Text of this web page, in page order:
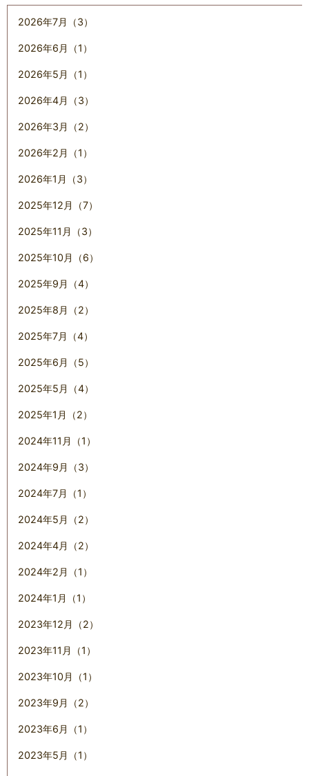
2026年7月（3）
2026年6月（1）
2026年5月（1）
2026年4月（3）
2026年3月（2）
2026年2月（1）
2026年1月（3）
2025年12月（7）
2025年11月（3）
2025年10月（6）
2025年9月（4）
2025年8月（2）
2025年7月（4）
2025年6月（5）
2025年5月（4）
2025年1月（2）
2024年11月（1）
2024年9月（3）
2024年7月（1）
2024年5月（2）
2024年4月（2）
2024年2月（1）
2024年1月（1）
2023年12月（2）
2023年11月（1）
2023年10月（1）
2023年9月（2）
2023年6月（1）
2023年5月（1）